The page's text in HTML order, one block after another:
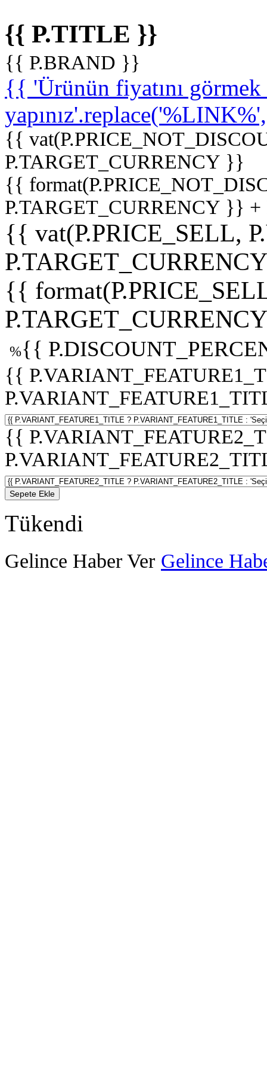
{{ P.TITLE }}
{{ P.BRAND }}
{{ 'Ürünün fiyatını
{{
P.TARGET_CURRENCY }}
{{
P.TARGET_CURRENCY }}
{{ vat(P.PRICE_SELL,
{{
%{{
{{
{{
Sepete Ekle
Tükendi
Gelince Haber Ver Gelince